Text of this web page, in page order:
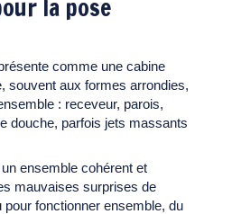
la pose
comme une cabine
souvent aux formes arrondies,
: receveur, parois,
douche, parfois jets massants
ensemble cohérent et
mauvaises surprises de
fonctionner ensemble, du